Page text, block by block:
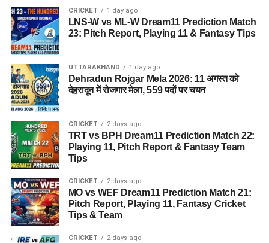
CRICKET 1 day ago
LNS-W vs ML-W Dream11 Prediction Match
23: Pitch Report, Playing 11 & Fantasy Tips
UTTARAKHAND 1 day ago
Dehradun Rojgar Mela 2026: 11 अगस्त को
देहरादून में रोजगार मेला, 559 पदों पर चयन
CRICKET 2 days ago
TRT vs BPH Dream11 Prediction Match 22:
Playing 11, Pitch Report & Fantasy Team
Tips
CRICKET 2 days ago
MO vs WEF Dream11 Prediction Match 21:
Pitch Report, Playing 11, Fantasy Cricket
Tips & Team
CRICKET 2 days ago